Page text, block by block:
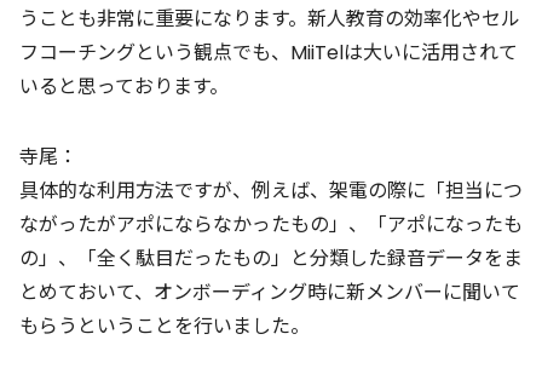
うことも非常に重要になります。新人教育の効率化やセル
フコーチングという観点でも、MiiTelは大いに活用されて
いると思っております。
寺尾：
具体的な利用方法ですが、例えば、架電の際に「担当につ
ながったがアポにならなかったもの」、「アポになったも
の」、「全く駄目だったもの」と分類した録音データをま
とめておいて、オンボーディング時に新メンバーに聞いて
もらうということを行いました。